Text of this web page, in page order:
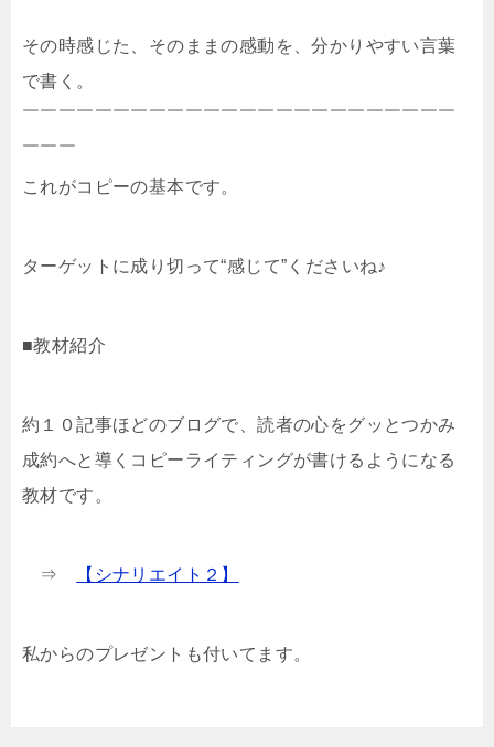
その時感じた、そのままの感動を、分かりやすい言葉
で書く。
￣￣￣￣￣￣￣￣￣￣￣￣￣￣￣￣￣￣￣￣￣￣￣￣
￣￣￣
これがコピーの基本です。
ターゲットに成り切って“感じて”くださいね♪
■教材紹介
約１０記事ほどのブログで、読者の心をグッとつかみ
成約へと導くコピーライティングが書けるようになる
教材です。
⇒ 【シナリエイト２】
私からのプレゼントも付いてます。